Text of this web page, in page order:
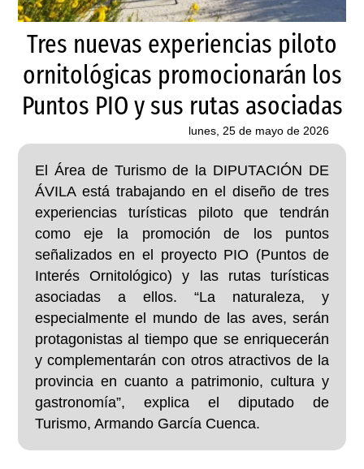
Tres nuevas experiencias piloto
ornitológicas promocionarán los
Puntos PIO y sus rutas asociadas
lunes, 25 de mayo de 2026
El Área de Turismo de la DIPUTACIÓN DE
ÁVILA está trabajando en el diseño de tres
experiencias turísticas piloto que tendrán
como eje la promoción de los puntos
señalizados en el proyecto PIO (Puntos de
Interés Ornitológico) y las rutas turísticas
asociadas a ellos. “La naturaleza, y
especialmente el mundo de las aves, serán
protagonistas al tiempo que se enriquecerán
y complementarán con otros atractivos de la
provincia en cuanto a patrimonio, cultura y
gastronomía”, explica el diputado de
Turismo, Armando García Cuenca.